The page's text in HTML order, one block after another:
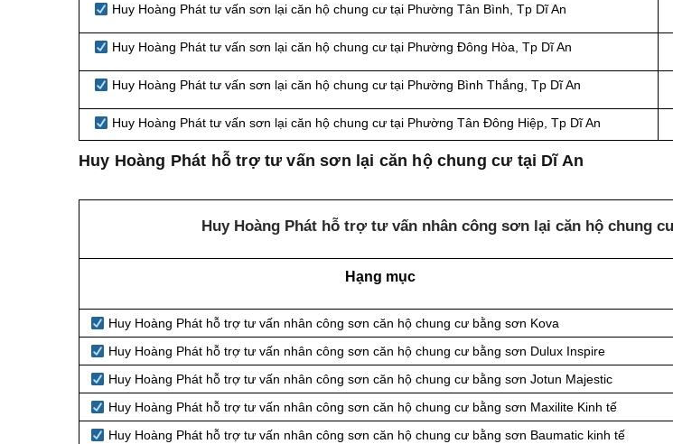
Huy Hoàng Phát tư vấn sơn lại căn hộ chung cư tại Phường Tân Bình, Tp Dĩ An
Huy Hoàng Phát tư vấn sơn lại căn hộ chung cư tại Phường Đông Hòa, Tp Dĩ An
Huy Hoàng Phát tư vấn sơn lại căn hộ chung cư tại Phường Bình Thắng, Tp Dĩ An
Huy Hoàng Phát tư vấn sơn lại căn hộ chung cư tại Phường Tân Đông Hiệp, Tp Dĩ An
Huy Hoàng Phát hỗ trợ tư vấn sơn lại căn hộ chung cư tại Dĩ An
Huy Hoàng Phát hỗ trợ tư vấn nhân công sơn lại căn hộ chung
Hạng mục
Huy Hoàng Phát hỗ trợ tư vấn nhân công sơn căn hộ chung cư bằng sơn Kova
Huy Hoàng Phát hỗ trợ tư vấn nhân công sơn căn hộ chung cư bằng sơn Dulux Inspire
Huy Hoàng Phát hỗ trợ tư vấn nhân công sơn căn hộ chung cư bằng sơn Jotun Majestic
Huy Hoàng Phát hỗ trợ tư vấn nhân công sơn căn hộ chung cư bằng sơn Maxilite Kinh tế
Huy Hoàng Phát hỗ trợ tư vấn nhân công sơn căn hộ chung cư bằng sơn Baumatic kinh tế